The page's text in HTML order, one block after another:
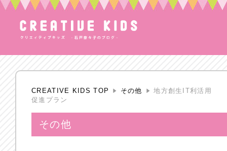
CREATIVE KIDS TOP その他
地方創生IT利活用
促進プラン
その他